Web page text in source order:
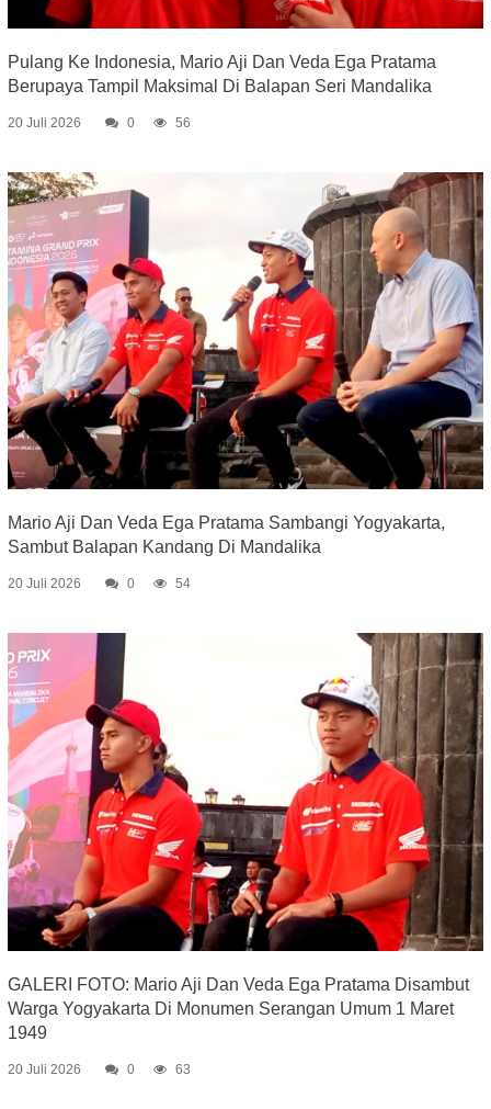
Pulang Ke Indonesia, Mario Aji Dan Veda Ega Pratama
Berupaya Tampil Maksimal Di Balapan Seri Mandalika
20 Juli 2026 0 56
Mario Aji Dan Veda Ega Pratama Sambangi Yogyakarta,
Sambut Balapan Kandang Di Mandalika
20 Juli 2026 0 54
GALERI FOTO: Mario Aji Dan Veda Ega Pratama Disambut
Warga Yogyakarta Di Monumen Serangan Umum 1 Maret
1949
20 Juli 2026 0 63